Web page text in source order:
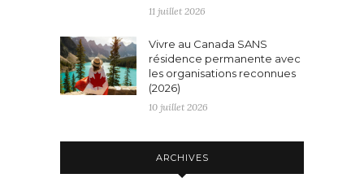
11 juillet 2026
Vivre au Canada SANS
résidence permanente avec
les organisations reconnues
(2026)
10 juillet 2026
ARCHIVES